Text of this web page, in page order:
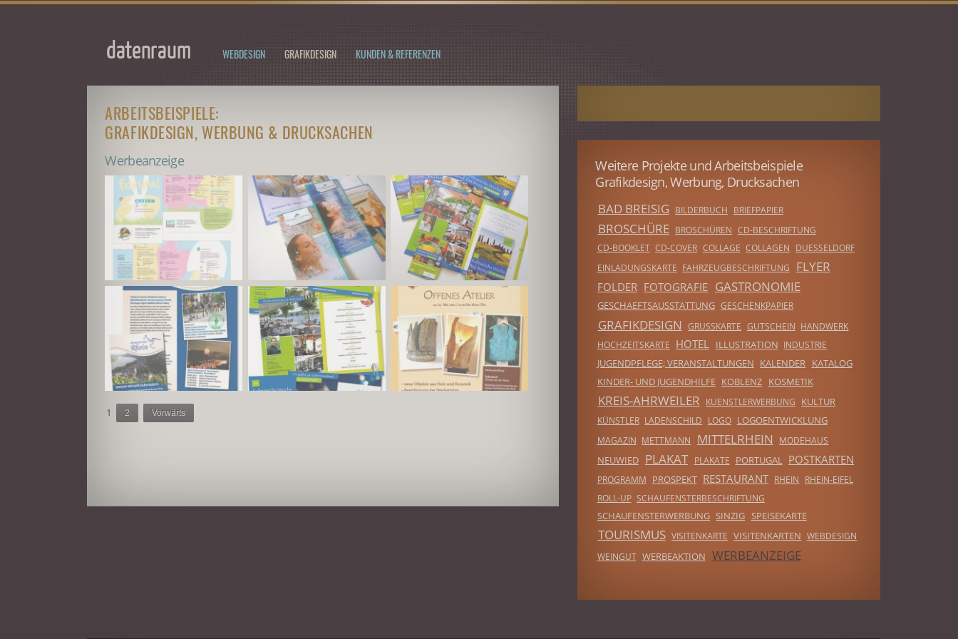
WEBDESIGN GRAFIKDESIGN KUNDEN & REFERENZEN
ARBEITSBEISPIELE:
GRAFIKDESIGN, WERBUNG & DRUCKSACHEN
Werbeanzeige
1 2 Vorwärts
Weitere Projekte und Arbeitsbeispiele
Grafikdesign, Werbung, Drucksachen
BAD BREISIG BILDERBUCH BRIEFPAPIER
BROSCHÜRE BROSCHÜREN CD-BESCHRIFTUNG
CD-BOOKLET CD-COVER COLLAGE COLLAGEN
DUESSELDORF
EINLADUNGSKARTE FAHRZEUGBESCHRIFTUNG FLYER
FOLDER FOTOGRAFIE GASTRONOMIE
GESCHAEFTSAUSSTATTUNG GESCHENKPAPIER
GRAFIKDESIGN GRUSSKARTE GUTSCHEIN HANDWERK
HOCHZEITSKARTE
HOTEL ILLUSTRATION INDUSTRIE
JUGENDPFLEGE; VERANSTALTUNGEN KALENDER KATALOG
KINDER- UND JUGENDHILFE KOBLENZ KOSMETIK
KREIS-AHRWEILER KUENSTLERWERBUNG KULTUR
KÜNSTLER LADENSCHILD LOGO LOGOENTWICKLUNG
MAGAZIN METTMANN MITTELRHEIN MODEHAUS
NEUWIED PLAKAT PLAKATE PORTUGAL POSTKARTEN
PROGRAMM PROSPEKT RESTAURANT RHEIN
RHEIN-EIFEL
ROLL-UP SCHAUFENSTERBESCHRIFTUNG
SCHAUFENSTERWERBUNG SINZIG SPEISEKARTE
TOURISMUS VISITENKARTE VISITENKARTEN
WEBDESIGN
WEINGUT WERBEAKTION WERBEANZEIGE